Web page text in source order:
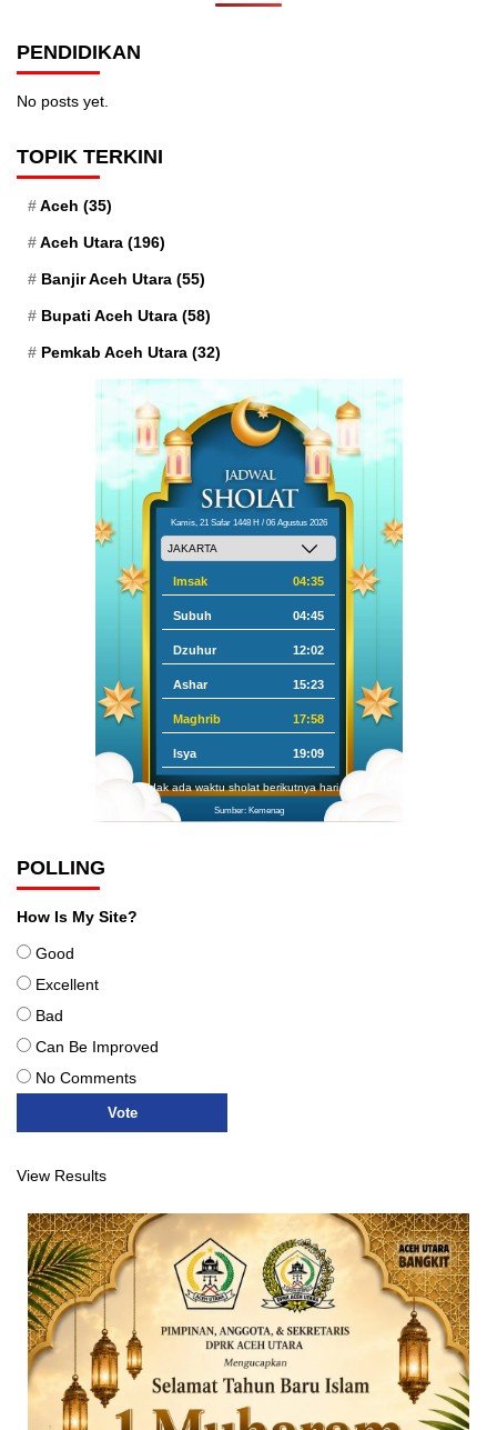
PENDIDIKAN
No posts yet.
TOPIK TERKINI
Aceh (35)
Aceh Utara (196)
Banjir Aceh Utara (55)
Bupati Aceh Utara (58)
Pemkab Aceh Utara (32)
Kamis, 21 Safar 1448 H / 06 Agustus 2026
Imsak 04:35
Subuh 04:45
Dzuhur 12:02
Ashar 15:23
Maghrib 17:58
Isya 19:09
Tidak ada waktu sholat berikutnya hari ini.
Sumber: Kemenag
POLLING
How Is My Site?
Good
Excellent
Bad
Can Be Improved
No Comments
View Results